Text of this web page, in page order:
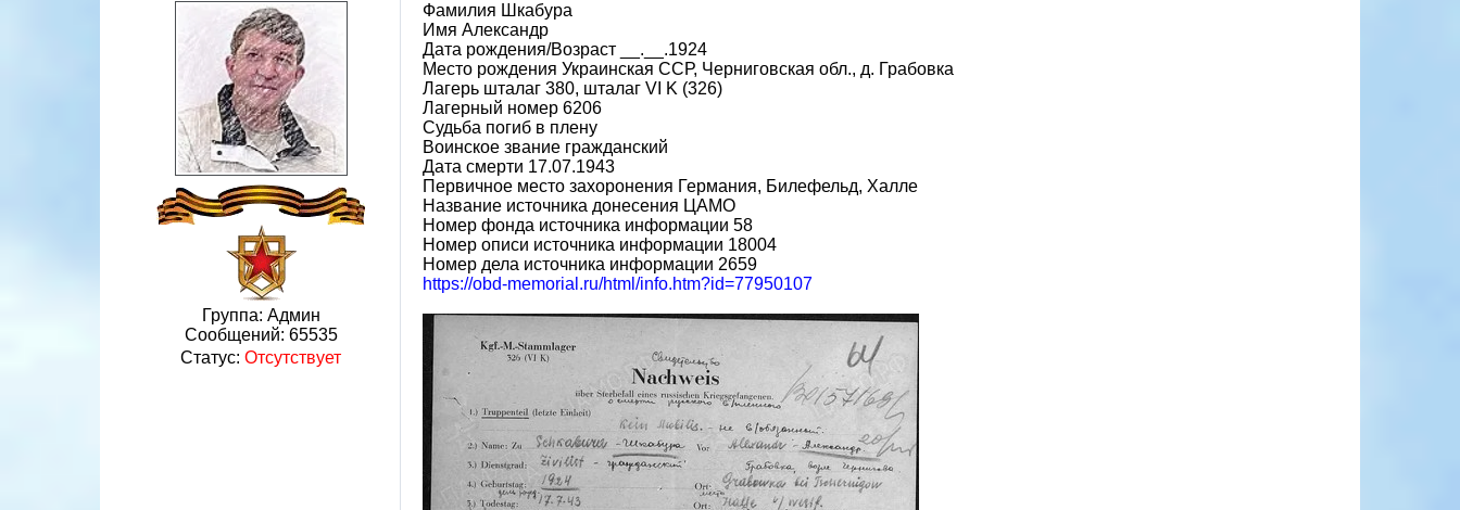
Группа: Админ
Сообщений: 65535
Статус: Отсутствует
Фамилия Шкабура
Имя Александр
Дата рождения/Возраст __.__.1924
Место рождения Украинская ССР, Черниговская обл., д. Грабовка
Лагерь шталаг 380, шталаг VI K (326)
Лагерный номер 6206
Судьба погиб в плену
Воинское звание гражданский
Дата смерти 17.07.1943
Первичное место захоронения Германия, Билефельд, Халле
Название источника донесения ЦАМО
Номер фонда источника информации 58
Номер описи источника информации 18004
Номер дела источника информации 2659
https://obd-memorial.ru/html/info.htm?id=77950107